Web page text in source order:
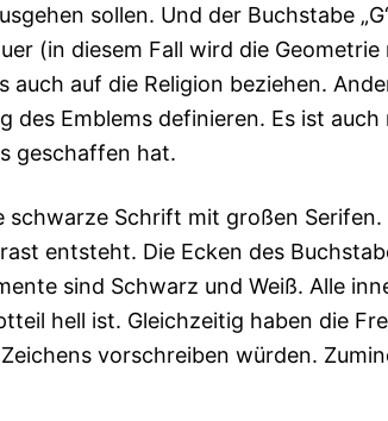
sollen. Und der Buchstabe
(in diesem Fall wird die Geometrie
auf die Religion beziehen.
des Emblems definieren. Es ist
geschaffen hat.
schwarze Schrift mit großen
entsteht. Die Ecken des
sind Schwarz und Weiß. Alle
hell ist. Gleichzeitig haben die
vorschreiben würden.